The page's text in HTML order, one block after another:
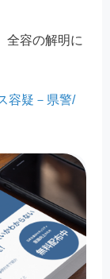
全容の解明に
容疑－県警/